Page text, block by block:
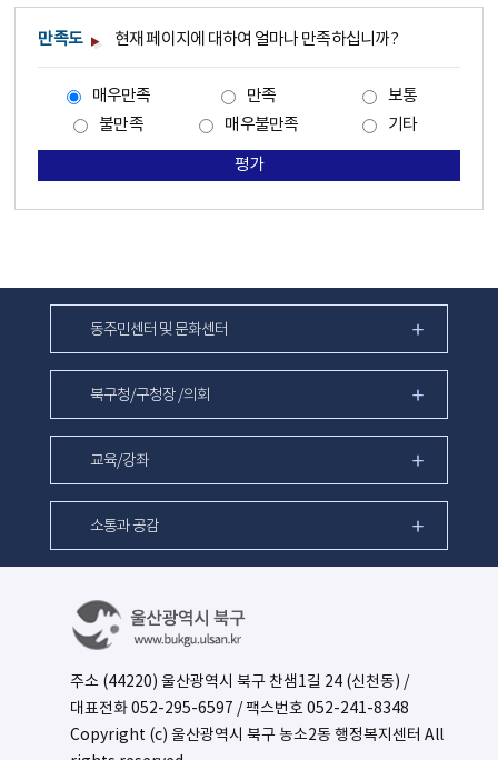
만족도 현재 페이지에 대하여 얼마나 만족하십니까?
매우만족 만족
보통
불만족
매우불만족 기타
평가
동주민센터 및 문화센터
북구청/구청장 /의회
교육/강좌
소통과 공감
주소 (44220) 울산광역시 북구 찬샘1길 24 (신천동) /
대표전화052-295-6597 / 팩스번호 052-241-8348
Copyright (c) 울산광역시 북구 농소2동 행정복지센터 All